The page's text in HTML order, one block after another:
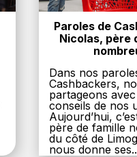
Paroles de
Nicolas, père
Dans nos
Cashbackers,
partageons
conseils de nos
Aujourd’hui,
père de famille
du côté de
nous donne